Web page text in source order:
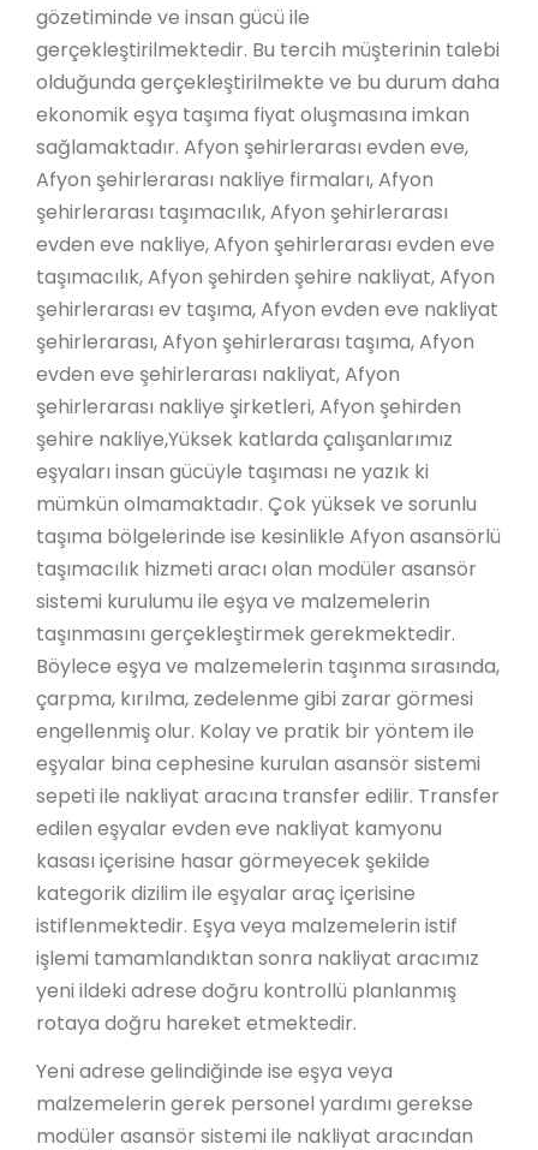
gözetiminde ve insan gücü ile
gerçekleştirilmektedir. Bu tercih müşterinin talebi
olduğunda gerçekleştirilmekte ve bu durum daha
ekonomik eşya taşıma fiyat oluşmasına imkan
sağlamaktadır. Afyon şehirlerarası evden eve,
Afyon şehirlerarası nakliye firmaları, Afyon
şehirlerarası taşımacılık, Afyon şehirlerarası
evden eve nakliye, Afyon şehirlerarası evden eve
taşımacılık, Afyon şehirden şehire nakliyat, Afyon
şehirlerarası ev taşıma, Afyon evden eve nakliyat
şehirlerarası, Afyon şehirlerarası taşıma, Afyon
evden eve şehirlerarası nakliyat, Afyon
şehirlerarası nakliye şirketleri, Afyon şehirden
şehire nakliye,Yüksek katlarda çalışanlarımız
eşyaları insan gücüyle taşıması ne yazık ki
mümkün olmamaktadır. Çok yüksek ve sorunlu
taşıma bölgelerinde ise kesinlikle Afyon asansörlü
taşımacılık hizmeti aracı olan modüler asansör
sistemi kurulumu ile eşya ve malzemelerin
taşınmasını gerçekleştirmek gerekmektedir.
Böylece eşya ve malzemelerin taşınma sırasında,
çarpma, kırılma, zedelenme gibi zarar görmesi
engellenmiş olur. Kolay ve pratik bir yöntem ile
eşyalar bina cephesine kurulan asansör sistemi
sepeti ile nakliyat aracına transfer edilir. Transfer
edilen eşyalar evden eve nakliyat kamyonu
kasası içerisine hasar görmeyecek şekilde
kategorik dizilim ile eşyalar araç içerisine
istiflenmektedir. Eşya veya malzemelerin istif
işlemi tamamlandıktan sonra nakliyat aracımız
yeni ildeki adrese doğru kontrollü planlanmış
rotaya doğru hareket etmektedir.
Yeni adrese gelindiğinde ise eşya veya
malzemelerin gerek personel yardımı gerekse
modüler asansör sistemi ile nakliyat aracından